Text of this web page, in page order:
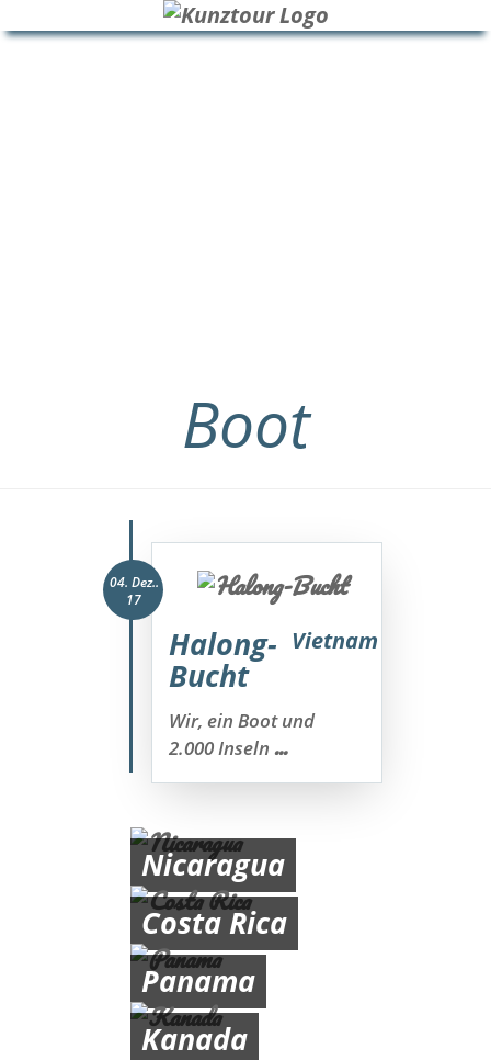
Boot
04. Dez..
17
Halong-
Bucht
Vietnam
Wir, ein Boot und
2.000 Inseln...
Nicaragua
Costa Rica
Panama
Kanada